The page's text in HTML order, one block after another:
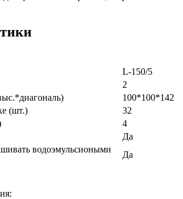
L-150/5
2
100*100*142
(шт.)
32
4
Да
водоэмульсиоными
Да